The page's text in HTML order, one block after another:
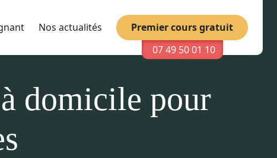
Nos actualités
07 49 50 01 10
Premier cours gratuit
domicile pour